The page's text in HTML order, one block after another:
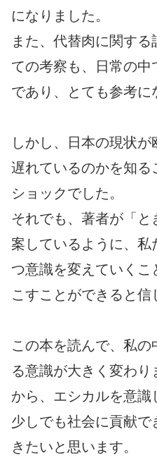
になりました。
また、代替肉に関す
ての考察も、日常の
であり、とても参考に
しかし、日本の現状
遅れているのかを知る
ショックでした。
それでも、著者が「
案しているように、
つ意識を変えていくこ
こすことができると信
この本を読んで、私
る意識が大きく変わ
から、エシカルを意識
少しでも社会に貢献
きたいと思います。